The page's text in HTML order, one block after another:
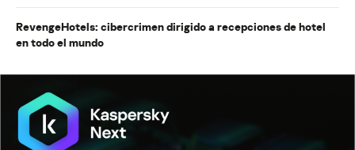
RevengeHotels: cibercrimen dirigido a recepciones de hotel
en todo el mundo